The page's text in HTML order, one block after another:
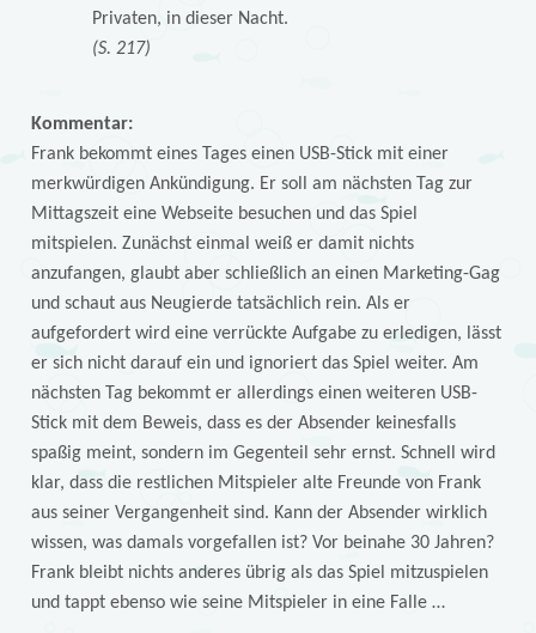
Privaten, in dieser Nacht.
(S. 217)
Kommentar:
Frank bekommt eines Tages einen USB-Stick mit einer
merkwürdigen Ankündigung. Er soll am nächsten Tag zur
Mittagszeit eine Webseite besuchen und das Spiel
mitspielen. Zunächst einmal weiß er damit nichts
anzufangen, glaubt aber schließlich an einen Marketing-Gag
und schaut aus Neugierde tatsächlich rein. Als er
aufgefordert wird eine verrückte Aufgabe zu erledigen, lässt
er sich nicht darauf ein und ignoriert das Spiel weiter. Am
nächsten Tag bekommt er allerdings einen weiteren USB-
Stick mit dem Beweis, dass es der Absender keinesfalls
spaßig meint, sondern im Gegenteil sehr ernst. Schnell wird
klar, dass die restlichen Mitspieler alte Freunde von Frank
aus seiner Vergangenheit sind. Kann der Absender wirklich
wissen, was damals vorgefallen ist? Vor beinahe 30 Jahren?
Frank bleibt nichts anderes übrig als das Spiel mitzuspielen
und tappt ebenso wie seine Mitspieler in eine Falle …